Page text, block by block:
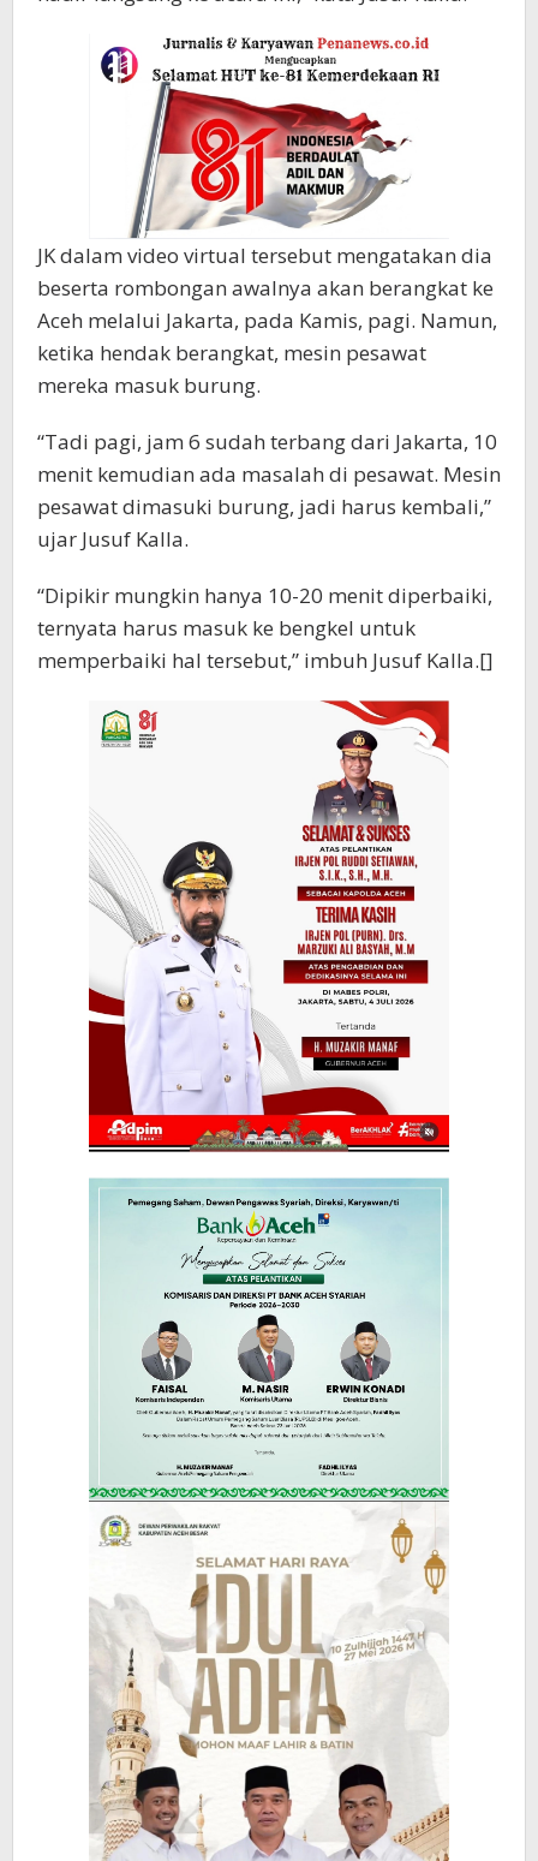
JK dalam video virtual tersebut mengatakan dia
beserta rombongan awalnya akan berangkat ke
Aceh melalui Jakarta, pada Kamis, pagi. Namun,
ketika hendak berangkat, mesin pesawat
mereka masuk burung.
“Tadi pagi, jam 6 sudah terbang dari Jakarta, 10
menit kemudian ada masalah di pesawat. Mesin
pesawat dimasuki burung, jadi harus kembali,”
ujar Jusuf Kalla.
“Dipikir mungkin hanya 10-20 menit diperbaiki,
ternyata harus masuk ke bengkel untuk
memperbaiki hal tersebut,” imbuh Jusuf Kalla.[]